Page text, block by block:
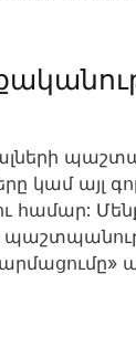
կամ այլ